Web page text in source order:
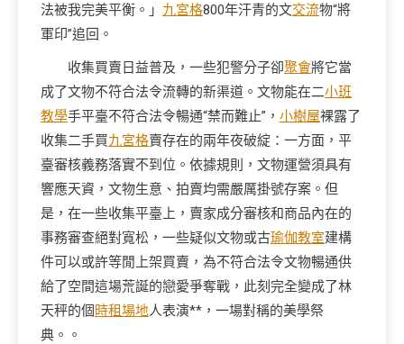
法被我完美平衡。」 九宮格800年汗青的文交流物“將
軍印”追回。
收集買賣日益普及，一些犯警分子卻聚會將它當
成了文物不符合法令流轉的新渠道。文物能在二小班
教學手平臺不符合法令暢通“禁而難止”， 小樹屋裸露了
收集二手買九宮格賣存在的兩年夜破綻：一方面，平
臺審核義務落實不到位。依據規則，文物運營須具有
響應天資，文物生意、拍賣均需嚴厲掛號存案。但
是，在一些收集平臺上，賣家成分審核和商品內在的
事務審查絕對寬松，一些疑似文物或古瑜伽教室建構
件可以或許等閒上架買賣，為不符合法令文物暢通供
給了空間這場荒誕的戀愛爭奪戰，此刻完全變成了林
天秤的個 時租場地人表演**，一場對稱的美學祭
典。。